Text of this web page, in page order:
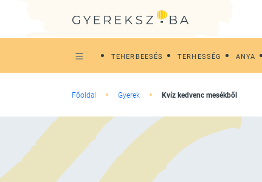
TEHERBEESÉS TERHESSÉG ANYA
Főoldal Gyerek Kvíz kedvenc mesékből